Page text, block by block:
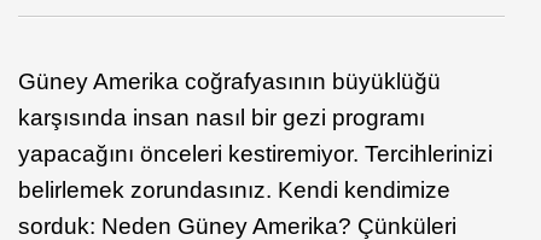
Güney Amerika coğrafyasının büyüklüğü
karşısında insan nasıl bir gezi programı
yapacağını önceleri kestiremiyor. Tercihlerinizi
belirlemek zorundasınız. Kendi kendimize
sorduk: Neden Güney Amerika? Çünküleri